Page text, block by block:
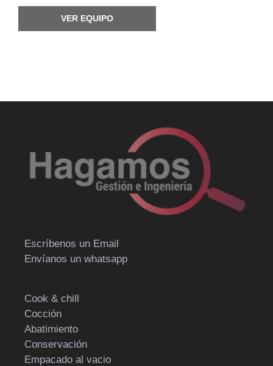
VER EQUIPO
Escríbenos un Email
Envíanos un whatsapp
Cook & chill
Cocción
Abatimiento
Conservación
Empacado al vacio